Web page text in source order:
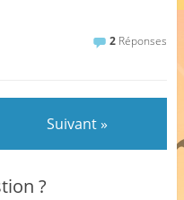
2 Réponses
Suivant »
?